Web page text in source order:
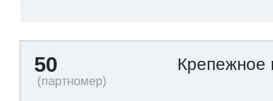
50 Крепежное